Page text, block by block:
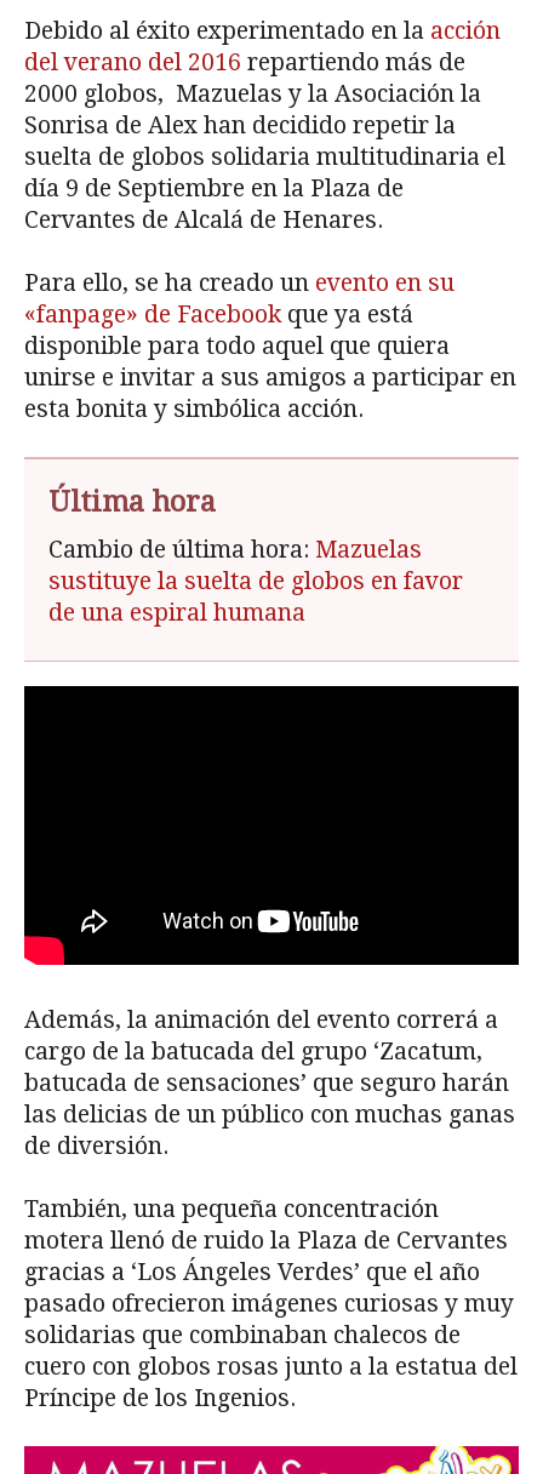
Debido al éxito experimentado en la acción
del verano del 2016 repartiendo más de
2000 globos, Mazuelas y la Asociación la
Sonrisa de Alex han decidido repetir la
suelta de globos solidaria multitudinaria el
día 9 de Septiembre en la Plaza de
Cervantes de Alcalá de Henares.
Para ello, se ha creado un evento en su
«fanpage» de Facebookque ya está
disponible para todo aquel que quiera
unirse e invitar a sus amigos a participar en
esta bonita y simbólica acción.
Última hora
Cambio de última hora: Mazuelas
sustituye la suelta de globos en favor
de una espiral humana
Además, la animación del evento correrá a
cargo de la batucada del grupo ‘Zacatum,
batucada de sensaciones’ que seguro harán
las delicias de un público con muchas ganas
de diversión.
También, una pequeña concentración
motera llenó de ruido la Plaza de Cervantes
gracias a ‘Los Ángeles Verdes’ que el año
pasado ofrecieron imágenes curiosas y muy
solidarias que combinaban chalecos de
cuero con globos rosas junto a la estatua del
Príncipe de los Ingenios.